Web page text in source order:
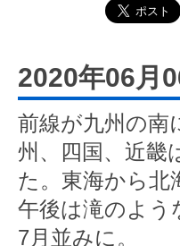
2020年06月
前線が九州の南
州、四国、近畿
た。東海から北
午後は滝のよう
7月並みに。